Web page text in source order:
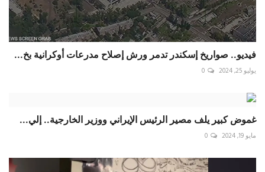
فيديو.. صواريخ إسكندر تدمر ورش إصلاح مدرعات أوكرانية بخ...
يوليو 25, 2024 0
غموض كبير يلف مصير الرئيس الإيراني ووزير الخارجية.. إلي...
مايو 19, 2024 0